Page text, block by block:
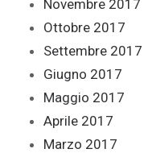
Novembre 2017
Ottobre 2017
Settembre 2017
Giugno 2017
Maggio 2017
Aprile 2017
Marzo 2017